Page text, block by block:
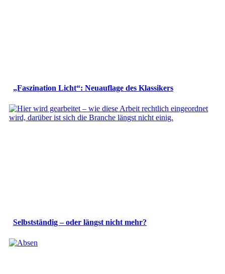
„Faszination Licht“: Neuauflage des Klassikers
Selbstständig – oder längst nicht mehr?